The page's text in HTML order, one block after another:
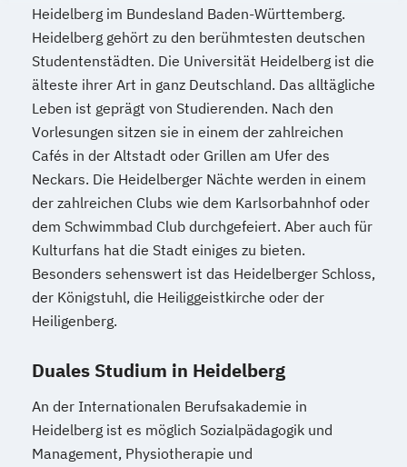
Engineering
Maschinenbau - Allgemeiner Maschinenbau
Maschinenbau - Konstruktion und
Entwicklung
Maschinenbau - Produktionstechnik
Gebäudeausrüstung
Maschinenbau - Verfahrenstechnik
Maschinenbau - Versorgungs- und
Energiemanagement
Mechatronik - Allgemeine Mechatronik
Mechatronik - Elektromobilität
Mechatronik - Fahrzeugsystemtechnik und
Elektromobilität
Medien - Digitale Medien Medizintechnik
Rechnungswesen Steuern
Heidelberg im Bundesland Baden-Württemberg.
Heidelberg gehört zu den berühmtesten deutschen
Studentenstädten. Die Universität Heidelberg ist die
älteste ihrer Art in ganz Deutschland. Das alltägliche
Leben ist geprägt von Studierenden. Nach den
Vorlesungen sitzen sie in einem der zahlreichen
Cafés in der Altstadt oder Grillen am Ufer des
Neckars. Die Heidelberger Nächte werden in einem
der zahlreichen Clubs wie dem Karlsorbahnhof oder
dem Schwimmbad Club durchgefeiert. Aber auch für
Kulturfans hat die Stadt einiges zu bieten.
Besonders sehenswert ist das Heidelberger Schloss,
der Königstuhl, die Heiliggeistkirche oder der
Heiligenberg.
Duales Studium in Heidelberg
An der Internationalen Berufsakademie in
Heidelberg ist es möglich Sozialpädagogik und
Management, Physiotherapie und